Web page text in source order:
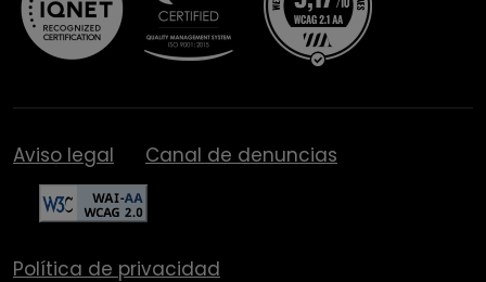
Aviso legal Canal de denuncias
Política de privacidad